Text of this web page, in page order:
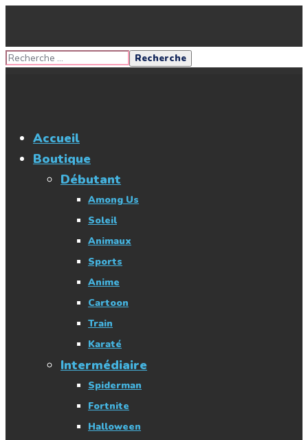
Accueil
Boutique
Débutant
Among Us
Soleil
Animaux
Sports
Anime
Cartoon
Train
Karaté
Intermédiaire
Spiderman
Fortnite
Halloween